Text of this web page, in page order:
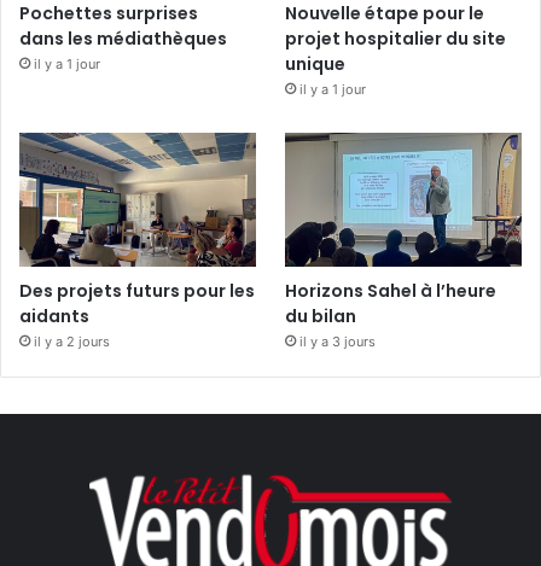
Pochettes surprises
dans les médiathèques
il y a 1 jour
Nouvelle étape pour le
projet hospitalier du site
unique
il y a 1 jour
Des projets futurs pour les
aidants
il y a 2 jours
Horizons Sahel à l’heure
du bilan
il y a 3 jours